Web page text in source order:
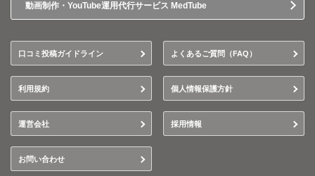
動画制作・YouTube運用代行サービス MedTube
口コミ投稿ガイドライン よくあるご質問（FAQ）
利用規約 個人情報保護方針
運営会社 採用情報
お問い合わせ